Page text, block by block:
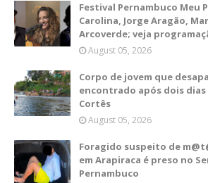
Festival Pernambuco Meu
Carolina, Jorge Aragão,
Arcoverde; veja
August 05, 2026
Corpo de jovem que
encontrado após dois dias
Cortês
August 05, 2026
Foragido suspeito de
em Arapiraca é preso no
Pernambuco